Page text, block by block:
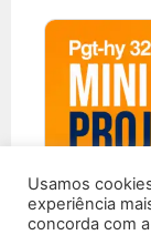
Usamos
experiência
concorda com